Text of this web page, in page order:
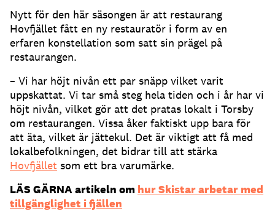
Nytt för den här säsongen är att restaurang
Hovfjället fått en ny restauratör i form av en
erfaren konstellation som satt sin prägel på
restaurangen.
– Vi har höjt nivån ett par snäpp vilket varit
uppskattat. Vi tar små steg hela tiden och i år har vi
höjt nivån, vilket gör att det pratas lokalt i Torsby
om restaurangen. Vissa åker faktiskt upp bara för
att äta, vilket är jättekul. Det är viktigt att få med
lokalbefolkningen, det bidrar till att stärka
Hovfjället som ett bra varumärke.
LÄS GÄRNA artikeln om hur Skistar arbetar med
tillgänglighet i fjällen